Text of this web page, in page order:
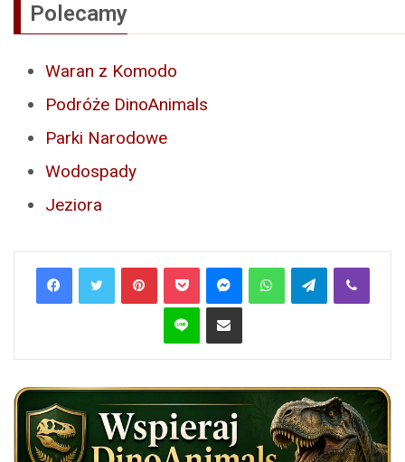
Polecamy
Waran z Komodo
Podróże DinoAnimals
Parki Narodowe
Wodospady
Jeziora
PinterestPocket MessengerWhatsAppTelegramViber
Line Share via Email